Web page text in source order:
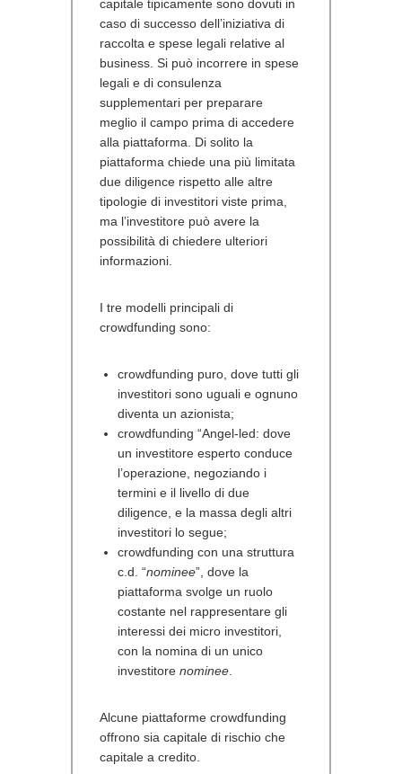
capitale tipicamente sono dovuti in
caso di successo dell’iniziativa di
raccolta e spese legali relative al
business. Si può incorrere in spese
legali e di consulenza
supplementari per preparare
meglio il campo prima di accedere
alla piattaforma. Di solito la
piattaforma chiede una più limitata
due diligence rispetto alle altre
tipologie di investitori viste prima,
ma l’investitore può avere la
possibilità di chiedere ulteriori
informazioni.
I tre modelli principali di
crowdfunding sono:
crowdfunding puro, dove tutti gli
investitori sono uguali e ognuno
diventa un azionista;
crowdfunding “Angel-led: dove
un investitore esperto conduce
l’operazione, negoziando i
termini e il livello di due
diligence, e la massa degli altri
investitori lo segue;
crowdfunding con una struttura
c.d. “nominee”, dove la
piattaforma svolge un ruolo
costante nel rappresentare gli
interessi dei micro investitori,
con la nomina di un unico
investitore nominee.
Alcune piattaforme crowdfunding
offrono sia capitale di rischio che
capitale a credito.